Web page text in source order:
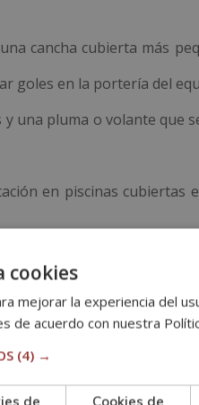
cancha cubierta más
goles en la portería del
una pluma o volante que
en piscinas cubiertas
mesa dividida por una
raquetas.
realiza en paredes
cookies
mejorar la experiencia del
de acuerdo con nuestra
(4) →
de
Cookies de